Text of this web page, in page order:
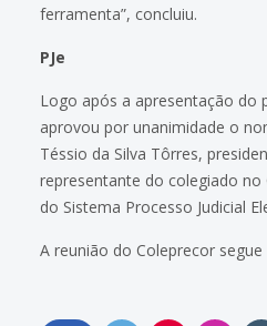
ferramenta”, concluiu.
PJe
Logo após a apresentação do
aprovou por unanimidade o
Téssio da Silva Tôrres,
representante do colegiado
do Sistema Processo Judicial
A reunião do Coleprecor